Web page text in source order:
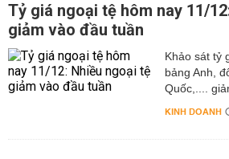
Tỷ giá ngoại tệ hôm nay 11/
giảm vào đầu tuần
Khảo sát tỷ
bảng Anh,
Quốc,....
KINH DOANH